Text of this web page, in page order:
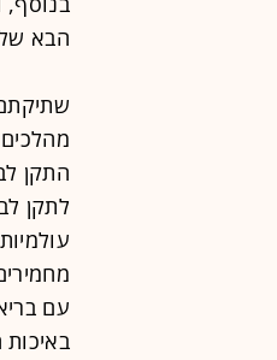
הבא
התקן
לתקן
עם
באיכות